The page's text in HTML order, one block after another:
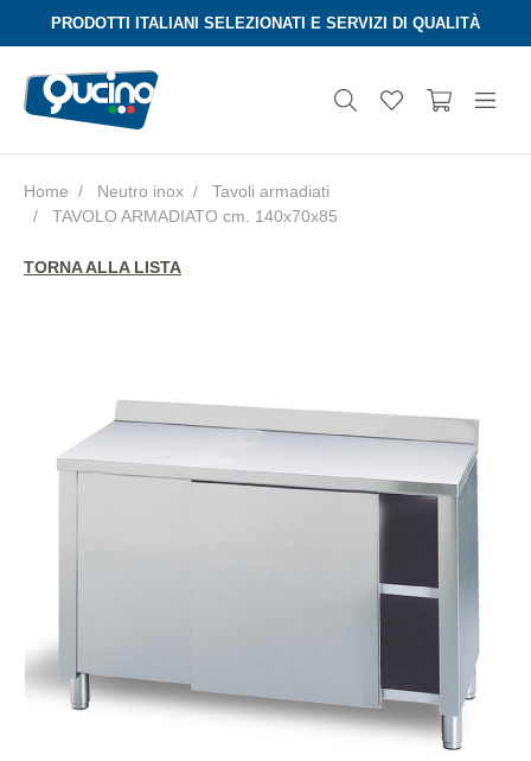
Aura
PRODOTTI ITALIANI SELEZIONATI E SERVIZI DI QUALITÀ
Home Neutro inox
Tavoli armadiati
TAVOLO ARMADIATO cm. 140x70x85
TORNA ALLA LISTA